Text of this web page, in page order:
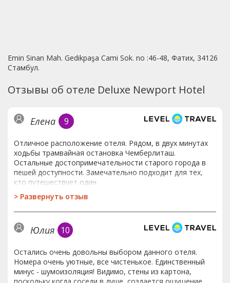
Emin Sinan Mah. Gedikpaşa Cami Sok. no :46-48, Фатих, 34126
Стамбул.
Отзывы об отеле Deluxe Newport Hotel
Елена 9
Отличное расположение отеля. Рядом, в двух минутах
ходьбы трамвайная остановка Чемберлиташ.
Остальные достопримечательности старого города в
пешей доступности. Замечательно подходит для тех,
кто путешествует один.
> Развернуть отзыв
Юлия 10
Остались очень довольны выбором данного отеля.
Номера очень уютные, все чистенькое. Единственный
минус - шумоизоляция! Видимо, стены из картона,